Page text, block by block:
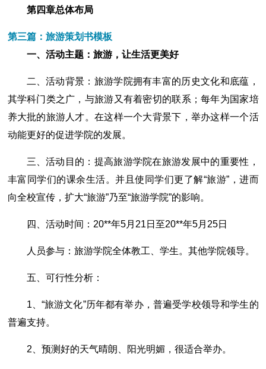
第四章总体布局
第三篇：旅游策划书模板
一、活动主题：旅游，让生活更美好
二、活动背景：旅游学院拥有丰富的历史文化和底蕴，
其学科门类之广，与旅游又有着密切的联系；每年为国家培
养大批的旅游人才。在这样一个大背景下，举办这样一个活
动能更好的促进学院的发展。
三、活动目的：提高旅游学院在旅游发展中的重要性，
丰富同学们的课余生活。并且使同学们更了解“旅游”，进而
向全校宣传，扩大“旅游”乃至“旅游学院”的影响。
四、活动时间：20**年5月21日至20**年5月25日
人员参与：旅游学院全体教工、学生。其他学院领导。
五、可行性分析：
1、“旅游文化”历年都有举办，普遍受学校领导和学生的
普遍支持。
2、预测好的天气晴朗、阳光明媚，很适合举办。